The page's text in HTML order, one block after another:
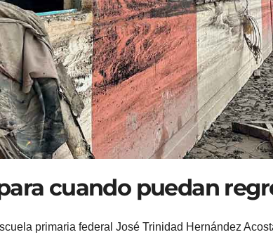
cuando puedan
primaria federal José Trinidad Hernández